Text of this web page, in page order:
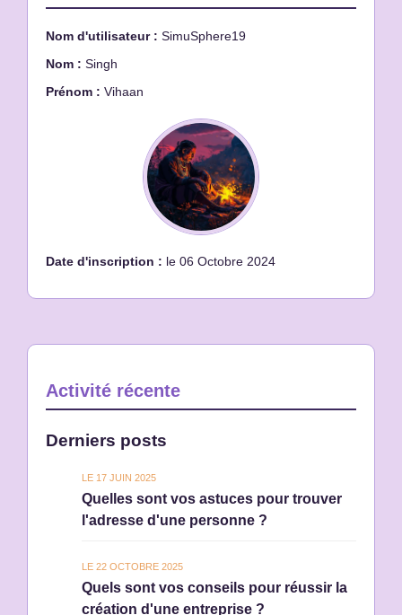
Nom d'utilisateur : SimuSphere19
Nom : Singh
Prénom : Vihaan
Date d'inscription : le 06 Octobre 2024
Activité récente
Derniers posts
LE 17 JUIN 2025
Quelles sont vos astuces pour trouver
l'adresse d'une personne ?
LE 22 OCTOBRE 2025
Quels sont vos conseils pour réussir la
création d'une entreprise ?